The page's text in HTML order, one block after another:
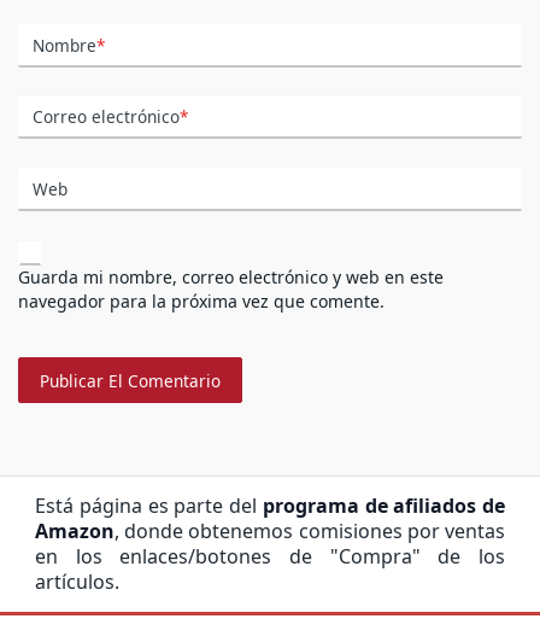
Nombre*
Correo electrónico*
Web
Guarda mi nombre, correo electrónico y web en este
navegador para la próxima vez que comente.
Está página es parte del programa de afiliados de
Amazon, donde obtenemos comisiones por ventas
en los enlaces/botones de "Compra" de los
artículos.